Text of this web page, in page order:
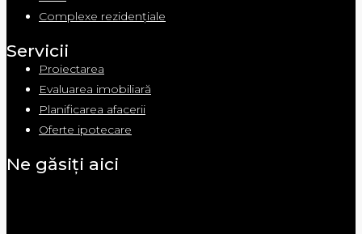
Complexe rezidențiale
Servicii
Proiectarea
Evaluarea imobiliară
Planificarea afacerii
Oferte ipotecare
Ne găsiți aici